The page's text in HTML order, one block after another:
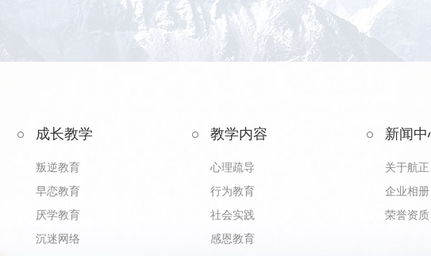
成长教学
叛逆教育
早恋教育
厌学教育
沉迷网络
教学内容
心理疏导
行为教育
社会实践
感恩教育
新闻中
关于航正
企业相册
荣誉资质